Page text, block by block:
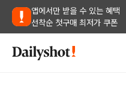
앱에서만 받을 수 있는 혜택
선착순 첫구매 최저가 쿠폰